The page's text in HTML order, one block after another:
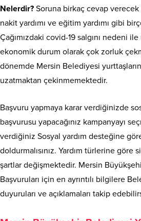
Nelerdir? Soruna birkaç cevap verecek
nakit yardımı ve eğitim yardımı gibi
Çağımızdaki covid-19 salgını nedeni
ekonomik durum olarak çok zorluk
dönemde Mersin Belediyesi
uzatmaktan çekinmemektedir.
Başvuru yapmaya karar verdiğinizde
başvurusu yapacağınız kampanyayı
verdiğiniz Sosyal yardım desteğine
doldurmalısınız. Yardım türlerine
şartlar değişmektedir. Mersin
Başvuruları için en ayrıntılı bilgilere
duyuruları ve açıklamaları takip